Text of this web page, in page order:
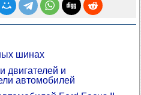
шинах
двигателей и
автомобилей